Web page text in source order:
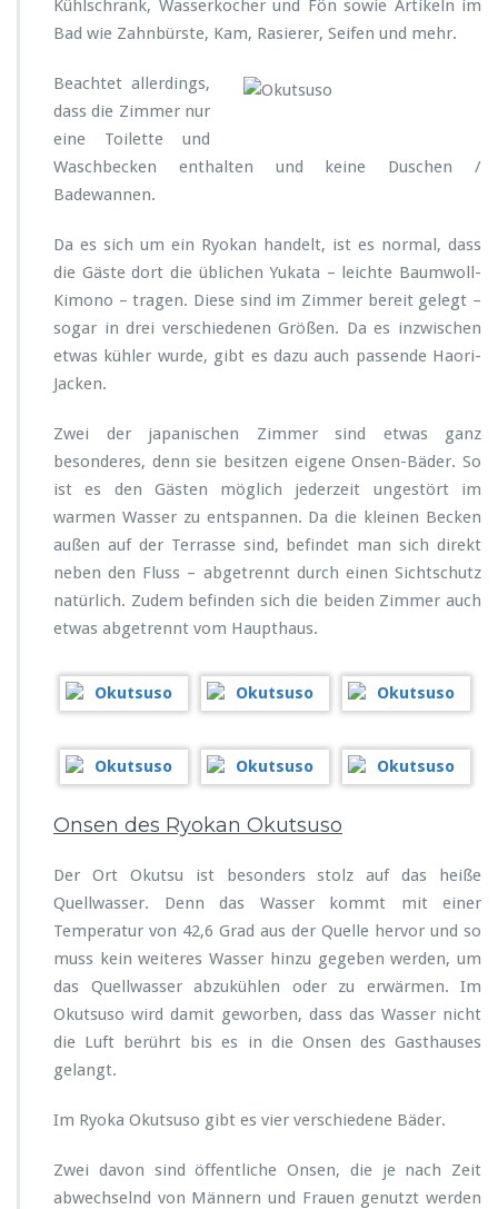
Kühlschrank, Wasserkocher und Fön sowie Artikeln im
Bad wie Zahnbürste, Kam, Rasierer, Seifen und mehr.
Beachtet allerdings,
dass die Zimmer nur
eine Toilette und
Waschbecken enthalten und keine Duschen /
Badewannen.
Da es sich um ein Ryokan handelt, ist es normal, dass
die Gäste dort die üblichen Yukata – leichte Baumwoll-
Kimono – tragen. Diese sind im Zimmer bereit gelegt –
sogar in drei verschiedenen Größen. Da es inzwischen
etwas kühler wurde, gibt es dazu auch passende Haori-
Jacken.
Zwei der japanischen Zimmer sind etwas ganz
besonderes, denn sie besitzen eigene Onsen-Bäder. So
ist es den Gästen möglich jederzeit ungestört im
warmen Wasser zu entspannen. Da die kleinen Becken
außen auf der Terrasse sind, befindet man sich direkt
neben den Fluss – abgetrennt durch einen Sichtschutz
natürlich. Zudem befinden sich die beiden Zimmer auch
etwas abgetrennt vom Haupthaus.
Onsen des Ryokan Okutsuso
Der Ort Okutsu ist besonders stolz auf das heiße
Quellwasser. Denn das Wasser kommt mit einer
Temperatur von 42,6 Grad aus der Quelle hervor und so
muss kein weiteres Wasser hinzu gegeben werden, um
das Quellwasser abzukühlen oder zu erwärmen. Im
Okutsuso wird damit geworben, dass das Wasser nicht
die Luft berührt bis es in die Onsen des Gasthauses
gelangt.
Im Ryoka Okutsuso gibt es vier verschiedene Bäder.
Zwei davon sind öffentliche Onsen, die je nach Zeit
abwechselnd von Männern und Frauen genutzt werden